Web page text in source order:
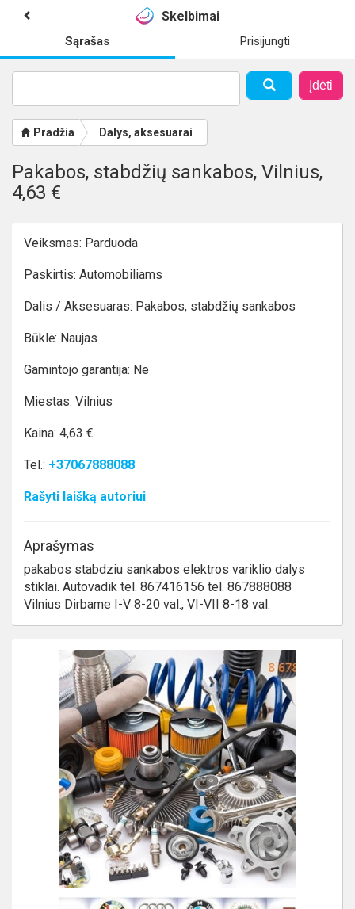
Skelbimai
Sąrašas Prisijungti
Įdėti
Pradžia Dalys, aksesuarai
Pakabos, stabdžių sankabos, Vilnius,
4,63 €
Veiksmas: Parduoda
Paskirtis: Automobiliams
Dalis / Aksesuaras: Pakabos, stabdžių sankabos
Būklė: Naujas
Gamintojo garantija: Ne
Miestas: Vilnius
Kaina: 4,63 €
Tel.: +37067888088
Rašyti laišką autoriui
Aprašymas
pakabos stabdziu sankabos elektros variklio dalys
stiklai. Autovadik tel. 867416156 tel. 867888088
Vilnius Dirbame I-V 8-20 val., VI-VII 8-18 val.